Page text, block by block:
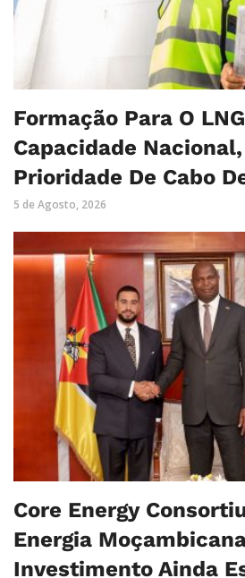
Formação Para O
Capacidade
Prioridade De Cabo
5 de Agosto, 2026
Core Energy
Energia
Investimento Ainda